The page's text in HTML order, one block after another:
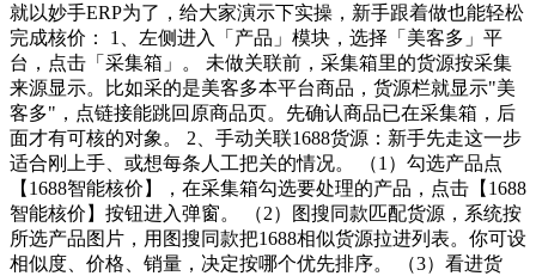
就以妙手ERP为了，给大家演示下实操，新手跟着做也能轻松
完成核价： 1、左侧进入「产品」模块，选择「美客多」平
台，点击「采集箱」。 未做关联前，采集箱里的货源按采集
来源显示。比如采的是美客多本平台商品，货源栏就显示"美
客多"，点链接能跳回原商品页。先确认商品已在采集箱，后
面才有可核的对象。 2、手动关联1688货源：新手先走这一步
适合刚上手、或想每条人工把关的情况。 （1）勾选产品点
【1688智能核价】，在采集箱勾选要处理的产品，点击【1688
智能核价】按钮进入弹窗。 （2）图搜同款匹配货源，系统按
所选产品图片，用图搜同款把1688相似货源拉进列表。你可设
相似度、价格、销量，决定按哪个优先排序。 （3）看进货